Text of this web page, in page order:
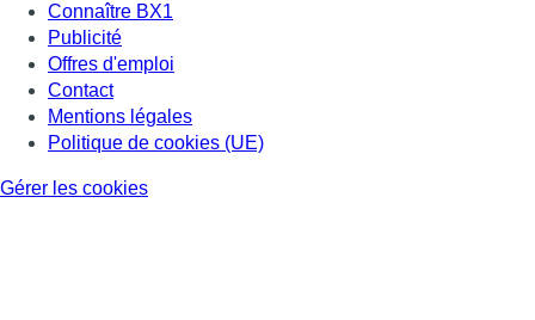
Connaître BX1
Publicité
Offres d'emploi
Contact
Mentions légales
Politique de cookies (UE)
Gérer les cookies